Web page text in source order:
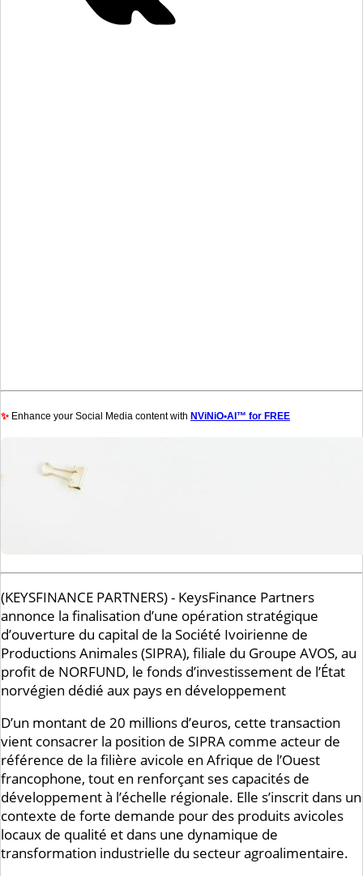
✨ Enhance your Social Media content with NViNiO•AI™ for FREE
(KEYSFINANCE PARTNERS) - KeysFinance Partners
annonce la finalisation d’une opération stratégique
d’ouverture du capital de la Société Ivoirienne de
Productions Animales (SIPRA), filiale du Groupe AVOS, au
profit de NORFUND, le fonds d’investissement de l’État
norvégien dédié aux pays en développement
D’un montant de 20 millions d’euros, cette transaction
vient consacrer la position de SIPRA comme acteur de
référence de la filière avicole en Afrique de l’Ouest
francophone, tout en renforçant ses capacités de
développement à l’échelle régionale. Elle s’inscrit dans un
contexte de forte demande pour des produits avicoles
locaux de qualité et dans une dynamique de
transformation industrielle du secteur agroalimentaire.